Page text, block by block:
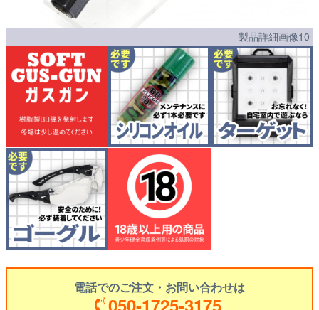
製品詳細画像10
電話でのご注文・お問い合わせは
050-1725-3175